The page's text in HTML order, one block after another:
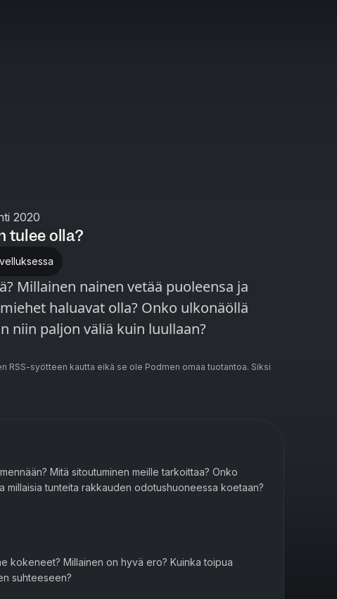
2020
tulee olla?
Millainen nainen vetää puoleensa ja
haluavat olla? Onko ulkonäöllä
niin paljon väliä kuin luullaan?
RSS-syötteen kautta eikä se ole Podmen omaa tuotantoa. Siksi
Mitä sitoutuminen meille tarkoittaa? Onko
millaisia tunteita rakkauden odotushuoneessa koetaan?
kokeneet? Millainen on hyvä ero? Kuinka toipua
suhteeseen?